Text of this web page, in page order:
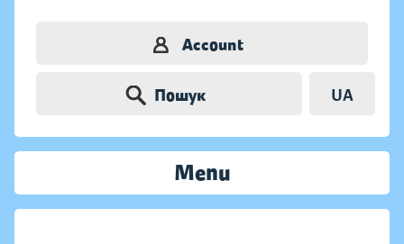
Account
Пошук UA
Menu